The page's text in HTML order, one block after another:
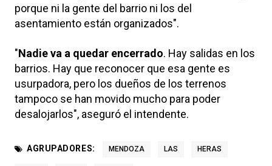
porque ni la gente del barrio ni los del
asentamiento están organizados".
"Nadie va a quedar encerrado. Hay salidas en los
barrios. Hay que reconocer que esa gente es
usurpadora, pero los dueños de los terrenos
tampoco se han movido mucho para poder
desalojarlos", aseguró el intendente.
AGRUPADORES: MENDOZA LAS HERAS